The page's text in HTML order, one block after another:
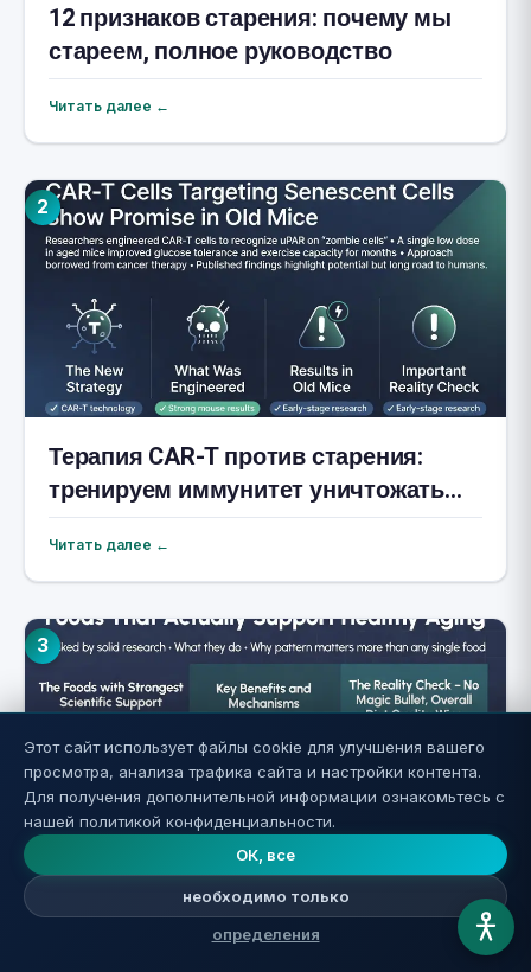
12 признаков старения: почему мы
стареем, полное руководство
Читать далее ←
2
Терапия CAR-T против старения:
тренируем иммунитет уничтожать
клетки-зомби
Читать далее ←
3
Продукты для долголетия: что наука
действительно подтверждает
Этот сайт использует файлы cookie для улучшения вашего
просмотра, анализа трафика сайта и настройки контента.
Для получения дополнительной информации ознакомьтесь с
нашей политикой конфиденциальности.
ОК, все
необходимо только
определения